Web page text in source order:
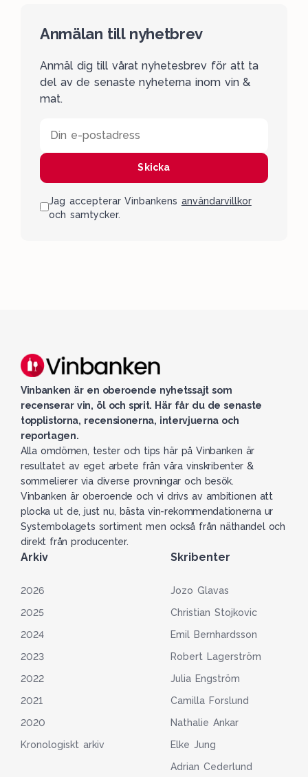
Anmälan till nyhetbrev
Anmäl dig till vårat nyhetesbrev för att ta
del av de senaste nyheterna inom vin &
mat.
Din e-postadress
Skicka
Jag accepterar Vinbankens användarvillkor
och samtycker.
Vinbanken är en oberoende nyhetssajt som
recenserar vin, öl och sprit. Här får du de senaste
topplistorna, recensionerna, intervjuerna och
reportagen.
Alla omdömen, tester och tips här på Vinbanken är
resultatet av eget arbete från våra vinskribenter &
sommelierer via diverse provningar och besök.
Vinbanken är oberoende och vi drivs av ambitionen att
plocka ut de, just nu, bästa vin-rekommendationerna ur
Systembolagets sortiment men också från näthandel och
direkt från producenter.
Arkiv
2026
2025
2024
2023
2022
2021
2020
Kronologiskt arkiv
Skribenter
Jozo Glavas
Christian Stojkovic
Emil Bernhardsson
Robert Lagerström
Julia Engström
Camilla Forslund
Nathalie Ankar
Elke Jung
Adrian Cederlund